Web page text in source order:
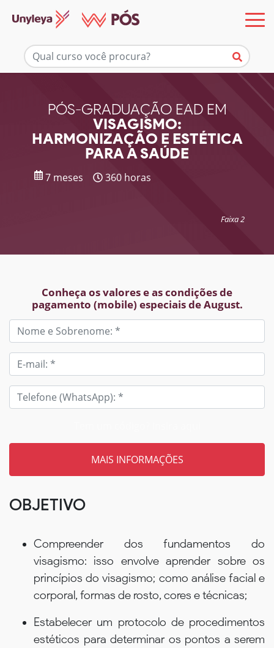
PÓS-GRADUAÇÃO EAD EM
VISAGISMO:
HARMONIZAÇÃO E ESTÉTICA
PARA A SAÚDE
7 meses 360 horas
Faixa 2
Conheça os valores e as condições de
pagamento (mobile) especiais de August.
Mais informações
OBJETIVO
Compreender dos fundamentos do
visagismo: isso envolve aprender sobre os
princípios do visagismo; como análise facial e
corporal, formas de rosto, cores e técnicas;
Estabelecer um protocolo de procedimentos
estéticos para determinar os pontos a serem